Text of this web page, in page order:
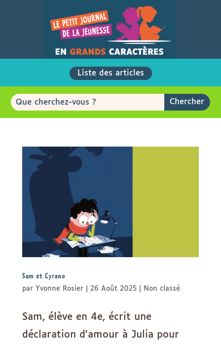
Liste des articles
Sam et Cyrano
par Yvonne Rosier| 26 Août 2025| Non classé
Sam, élève en 4e, écrit une
déclaration d’amour à Julia pour